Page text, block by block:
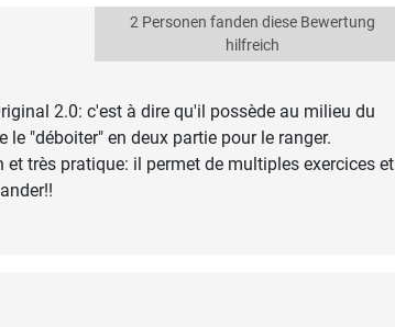
2 Personen fanden diese Bewertung
hilfreich
2.0: c'est à dire qu'il possède au milieu du
"déboiter" en deux partie pour le ranger.
très pratique: il permet de multiples exercices et